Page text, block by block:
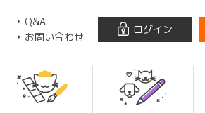
Q&A
お問い合わせ
ログイン